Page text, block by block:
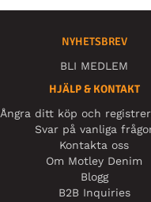
NYHETSBREV
BLI MEDLEM
HJÄLP & KONTAKT
Ångra ditt köp och
Svar på vanliga
Kontakta oss
Om Motley Denim
Blogg
B2B Inquiries